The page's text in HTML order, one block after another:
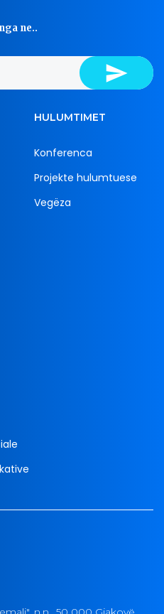
ne..
HULUMTIMET
Konferenca
Projekte hulumtuese
Vegëza